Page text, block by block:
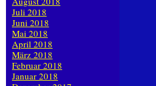
Juli 2018
Juni 2018
Mai 2018
April 2018
März 2018
Februar 2018
Januar 2018